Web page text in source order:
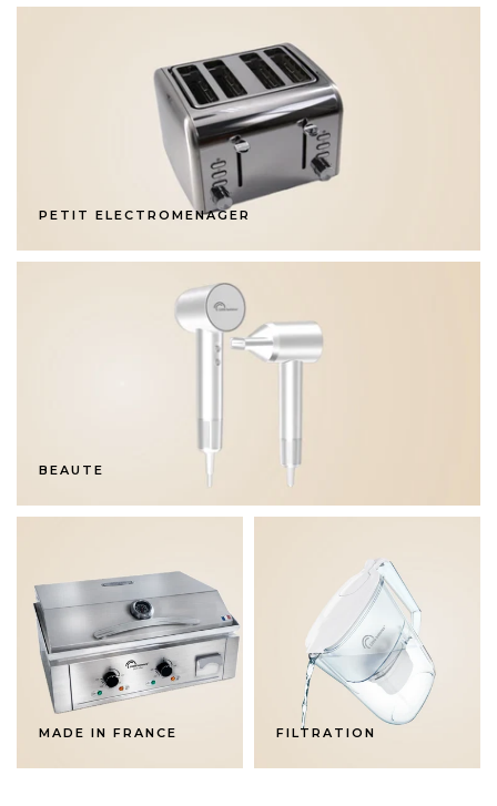
PETIT ELECTROMENAGER
BEAUTE
MADE IN FRANCE FILTRATION